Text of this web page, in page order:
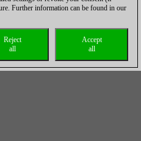
Further information can be found in our
Accept
all
Reject
all